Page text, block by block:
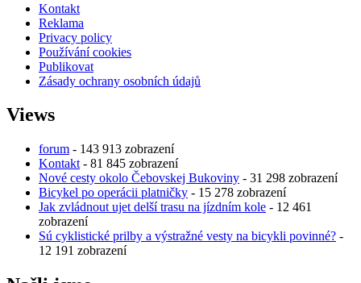
Kontakt
Reklama
Privacy policy
Používání cookies
Publikovat
Zásady ochrany osobních údajů
Views
forum - 143 913 zobrazení
Kontakt - 81 845 zobrazení
Nové cesty okolo Čebovskej Bukoviny - 31 298 zobrazení
Bicykel po operácii platničky - 15 278 zobrazení
Jak zvládnout ujet delší trasu na jízdním kole - 12 461
zobrazení
Sú cyklistické prilby a výstražné vesty na bicykli povinné? -
12 191 zobrazení